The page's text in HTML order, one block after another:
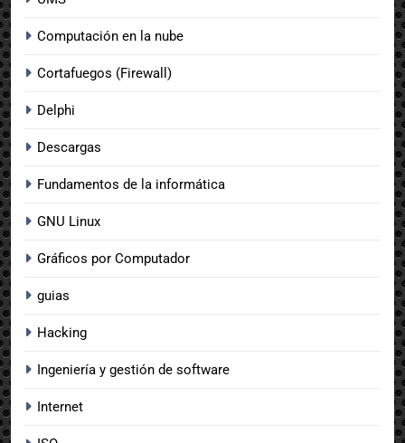
Computación en la nube
Cortafuegos (Firewall)
Delphi
Descargas
Fundamentos de la informática
GNU Linux
Gráficos por Computador
guias
Hacking
Ingeniería y gestión de software
Internet